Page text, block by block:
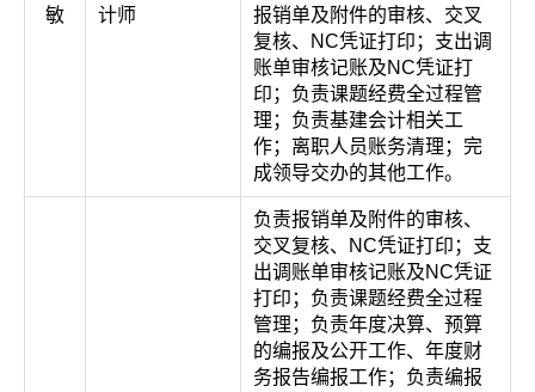
敏
计师
报销单及附件的审核、交叉
复核、NC凭证打印；支出调
账单审核记账及NC凭证打
印；负责课题经费全过程管
理；负责基建会计相关工
作；离职人员账务清理；完
成领导交办的其他工作。
负责报销单及附件的审核、
交叉复核、NC凭证打印；支
出调账单审核记账及NC凭证
打印；负责课题经费全过程
管理；负责年度决算、预算
的编报及公开工作、年度财
务报告编报工作；负责编报